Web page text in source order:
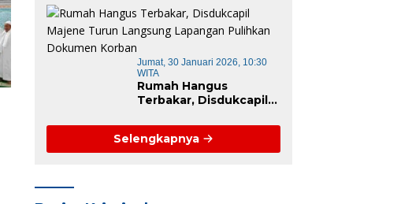
Kecamatan di Era KUHP
Jumat, 30 Januari 2026, 10:30
WITA
Rumah Hangus
Terbakar, Disdukcapil
Langsung Lapangan
Pulihkan Dokumen
Korban
Selengkapnya